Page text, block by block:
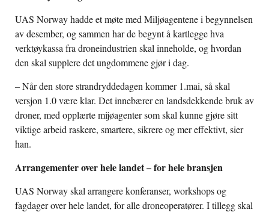
UAS Norway hadde et møte med Miljøagentene i begynnelsen
av desember, og sammen har de begynt å kartlegge hva
verktøykassa fra droneindustrien skal inneholde, og hvordan
den skal supplere det ungdommene gjør i dag.
– Når den store strandryddedagen kommer 1.mai, så skal
versjon 1.0 være klar. Det innebærer en landsdekkende bruk av
droner, med opplærte mijøagenter som skal kunne gjøre sitt
viktige arbeid raskere, smartere, sikrere og mer effektivt, sier
han.
Arrangementer over hele landet – for hele bransjen
UAS Norway skal arrangere konferanser, workshops og
fagdager over hele landet, for alle droneoperatører. I tillegg skal